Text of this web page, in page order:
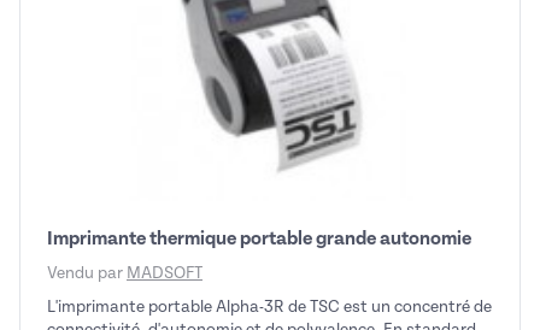
Imprimante thermique portable grande autonomie
Vendu par MADSOFT
L'imprimante portable Alpha-3R de TSC est un concentré de